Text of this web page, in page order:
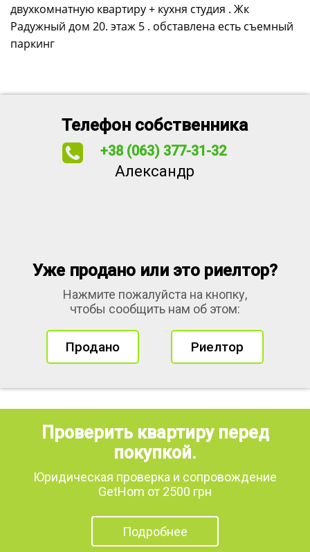
двухкомнатную квартиру + кухня студия . Жк
Радужный дом 20. этаж 5 . обставлена есть съемный
паркинг
Телефон собственника
+38 (063) 377-31-32
Александр
Уже продано или это риелтор?
Нажмите пожалуйста на кнопку,
чтобы сообщить нам об этом:
Продано Риелтор
Проверить квартиру перед
покупкой.
Юридическая проверка и сопровождение
GetHom от 2500 грн
Подробнее